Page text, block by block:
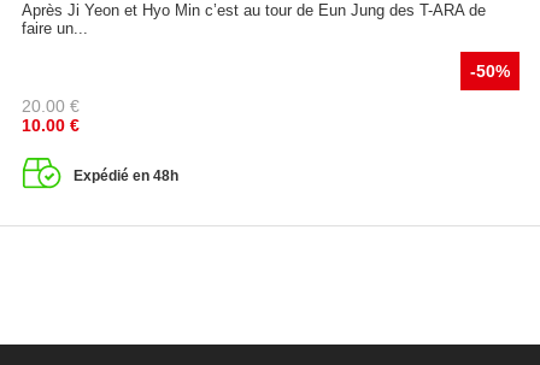
Après Ji Yeon et Hyo Min c’est au tour de Eun Jung des T-ARA de
faire un...
-50%
20.00 €
10.00 €
Expédié en 48h